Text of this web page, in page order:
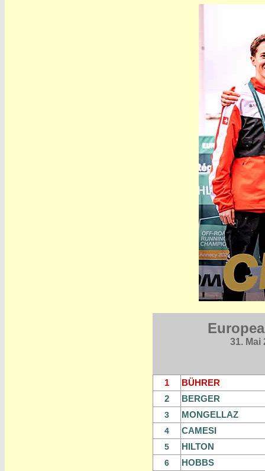
31. Mai
1
BÜHRER
2
BERGER
3 MONGELLAZ
4 CAMESI
5 HILTON
6 HOBBS